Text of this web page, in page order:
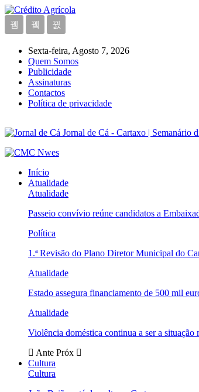
Sexta-feira, Agosto 7, 2026
Quem Somos
Publicidade
Assinaturas
Contactos
Política de privacidade
Jornal de Cá - Cartaxo | Semanário
Início
Atualidade
Atualidade
Passeio convívio reúne candidatos a
Política
1.ª Revisão do Plano Diretor Municipal do
Atualidade
Estado assegura financiamento de 500 mil
Atualidade
Violência doméstica continua a ser a
Ante Próx
Cultura
Cultura